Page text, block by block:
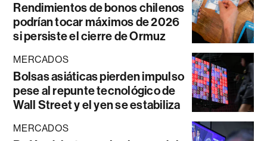
Rendimientos de bonos chilenos
podrían tocar máximos de 2026
si persiste el cierre de Ormuz
MERCADOS
Bolsas asiáticas pierden impulso
pese al repunte tecnológico de
Wall Street y el yen se estabiliza
MERCADOS